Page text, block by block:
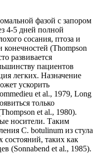
фазой с запором
4-5 дней полной
сосания, птоза и
(Thompson
развивается
пациентов
легких. Назначение
ускорить
et al., 1979, Long
только
et al., 1980).
носители. Таким
С. botulinum из стула
состояний, таких как
(Sonnabend et al., 1985).